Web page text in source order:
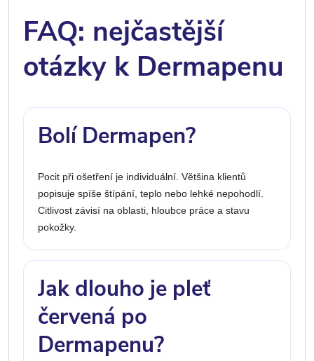
FAQ: nejčastější
otázky k Dermapenu
Bolí Dermapen?
Pocit při ošetření je individuální. Většina klientů
popisuje spíše štípání, teplo nebo lehké nepohodlí.
Citlivost závisí na oblasti, hloubce práce a stavu
pokožky.
Jak dlouho je pleť
červená po
Dermapenu?